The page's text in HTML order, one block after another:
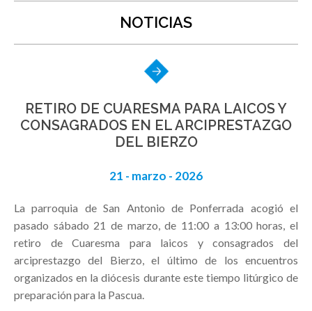
NOTICIAS
RETIRO DE CUARESMA PARA LAICOS Y
CONSAGRADOS EN EL ARCIPRESTAZGO
DEL BIERZO
21 - marzo - 2026
La parroquia de San Antonio de Ponferrada acogió el
pasado sábado 21 de marzo, de 11:00 a 13:00 horas, el
retiro de Cuaresma para laicos y consagrados del
arciprestazgo del Bierzo, el último de los encuentros
organizados en la diócesis durante este tiempo litúrgico de
preparación para la Pascua.